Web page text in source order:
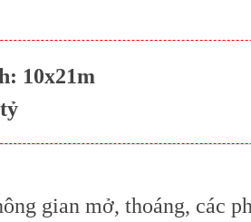
10x21m
gian mở, thoáng, các